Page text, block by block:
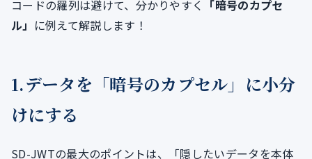
コードの羅列は避けて、分かりやすく 「暗号のカプセ
ル」 に例えて解説します！
1.データを「暗号のカプセル」に小分
けにする
SD-JWTの最大のポイントは、「隠したいデータを本体